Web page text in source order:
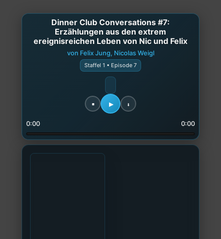
Dinner Club Conversations #7:
Erzählungen aus den extrem
ereignisreichen Leben von Nic und Felix
von Felix Jung, Nicolas Weigl
Staffel 1 • Episode 7
0:00 0:00